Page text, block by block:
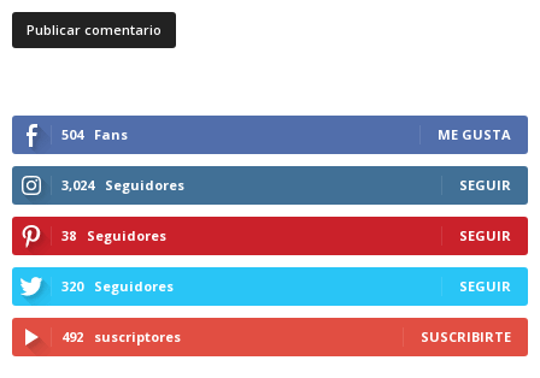
504 Fans ME GUSTA
3,024 Seguidores SEGUIR
38 Seguidores SEGUIR
320 Seguidores SEGUIR
492 suscriptores SUSCRIBIRTE